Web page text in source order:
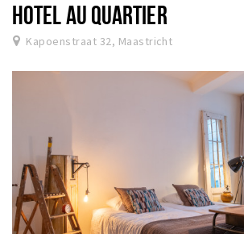
HOTEL AU QUARTIER
Kapoenstraat 32, Maastricht